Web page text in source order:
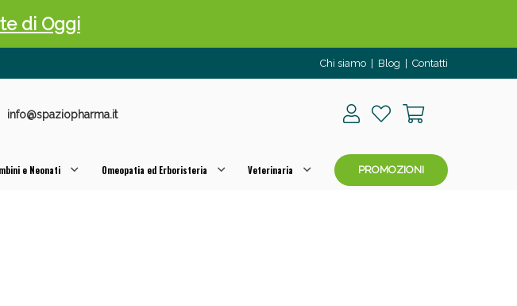
Chi siamo Blog Contatti
info@spaziopharma.it
e Neonati Omeopatia ed Erboristeria Veterinaria PROMOZIONI
di Oggi